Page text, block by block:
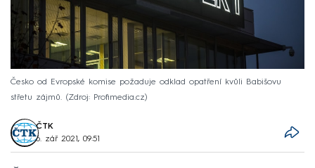
Česko od Evropské komise požaduje odklad opatření kvůli Babišovu
střetu zájmů.
Zdroj: Profimedia.cz
ČTK
6. zář 2021, 09:51